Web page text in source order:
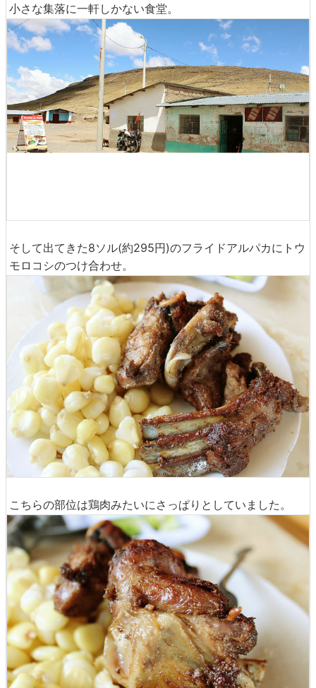
小さな集落に一軒しかない食堂。
そして出てきた8ソル(約295円)のフライドアルパカにトウ
モロコシのつけ合わせ。
こちらの部位は鶏肉みたいにさっぱりとしていました。